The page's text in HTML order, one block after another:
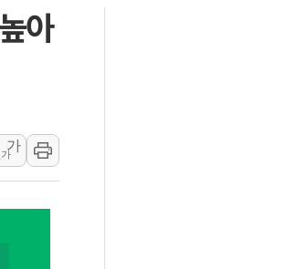
일부 매각
7명 사망
특별재난지역 선포
30대 세입자…경찰, 현행범 체포
구조 개편"
장…폭염기 신속 보상 강화
아
가
가